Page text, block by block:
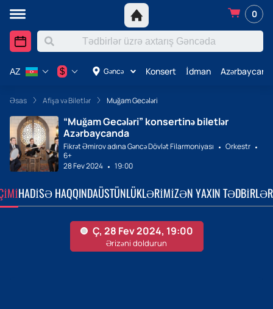
0
Gəncə Konsert İdman
AZ $
Əsas Afişa və Biletlər Muğam Gecələri
“Muğam Gecələri” konsertinə biletlər
Azərbaycanda
Fikrət Əmirov adına Gəncə Dövlət Filarmoniyası
Orkestr
6+
28 Fev 2024
19:00
HADISƏ HAQQINDAÜSTÜNLÜKLƏRIMIZƏN YAXIN TƏDBIRLƏR